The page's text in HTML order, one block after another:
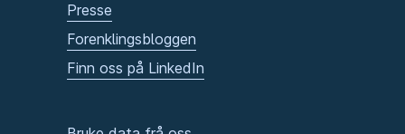
Presse
Forenklingsbloggen
Finn oss på LinkedIn